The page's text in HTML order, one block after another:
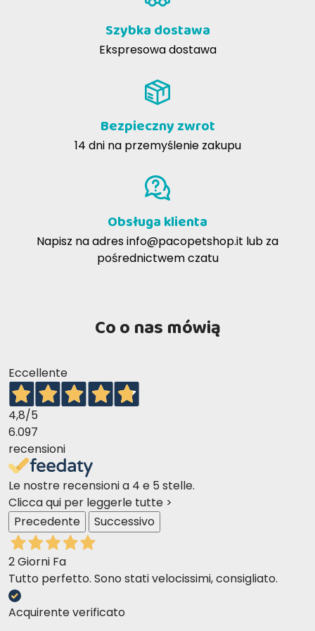
Best Selection No. 3 Jagnięcina i królik
Szybka dostawa
Ekspresowa dostawa
Bezpieczny zwrot
14 dni na przemyślenie zakupu
Obsługa klienta
Napisz na adresinfo@pacopetshop.it lub za
pośrednictwem czatu
Co o nas mówią
Eccellente
4,8/5
6.097
recensioni
Le nostre recensioni a 4 e 5 stelle.
Clicca qui per leggerle tutte >
Precedente
Successivo
2 Giorni Fa
Tutto perfetto. Sono stati velocissimi, consigliato.
Acquirente verificato